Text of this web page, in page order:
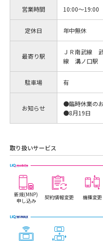
営業時間 10:00～19:00
定休日 年中無休
最寄り駅
ＪＲ南武線
線 溝ノ口駅
駐車場 有
お知らせ
●臨時休業の
●8月19日
取り扱いサービス
新規(MNP)
申し込み
契約情報変更 機種変更